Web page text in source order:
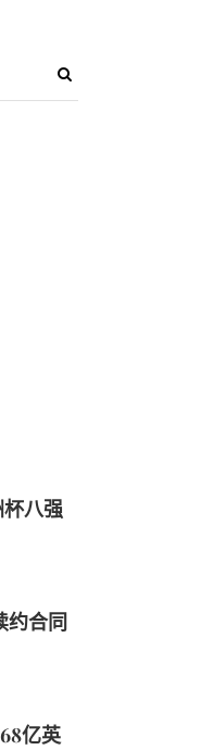
八强
约合同
亿英